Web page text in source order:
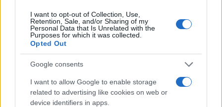
I want to opt-out of Collection, Use,
Retention, Sale, and/or Sharing of my
Personal Data that Is Unrelated with the
Purposes for which it was collected.
Opted Out
Google consents
I want to allow Google to enable storage
related to advertising like cookies on web or
device identifiers in apps.